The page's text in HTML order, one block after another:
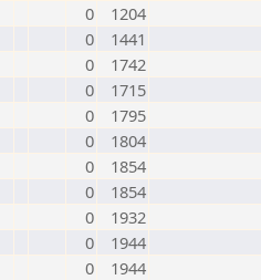
0
1204
0
1441
0
1742
0
1715
0
1795
0
1804
0
1854
0
1854
0
1932
0
1944
0
1944